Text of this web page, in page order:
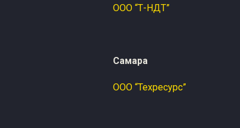
Химические реактивы
ООО “Т-НДТ”
Самара
ООО “Техресурс”